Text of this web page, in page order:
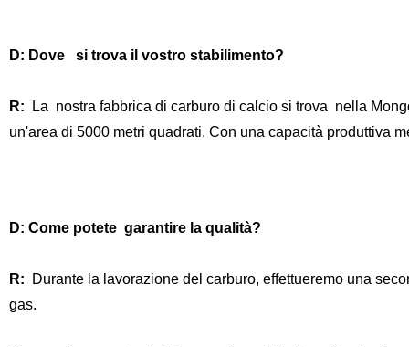
D: Dove si trova il vostro stabilimento?
R: La nostra fabbrica di carburo di calcio si trova nella
un'area di 5000 metri quadrati. Con una capacità produttiva
D: Come potete garantire la qualità?
R:
Durante la lavorazione del carburo, effettueremo una
gas.